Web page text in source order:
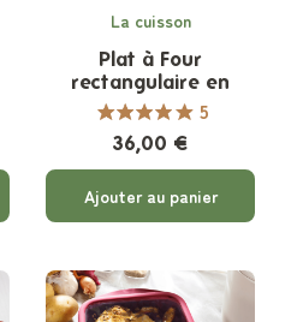
La cuisson
Plat à Four
rectangulaire en
Verre et son
couvercle - 1,6 litres -
2 coloris
5
36,00 €
Ajouter au panier